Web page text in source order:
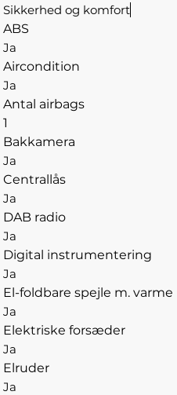
Sikkerhed og komfort
ABS
Ja
Aircondition
Ja
Antal airbags
1
Bakkamera
Ja
Centrallås
Ja
DAB radio
Ja
Digital instrumentering
Ja
El-foldbare spejle m. varme
Ja
Elektriske forsæder
Ja
Elruder
Ja